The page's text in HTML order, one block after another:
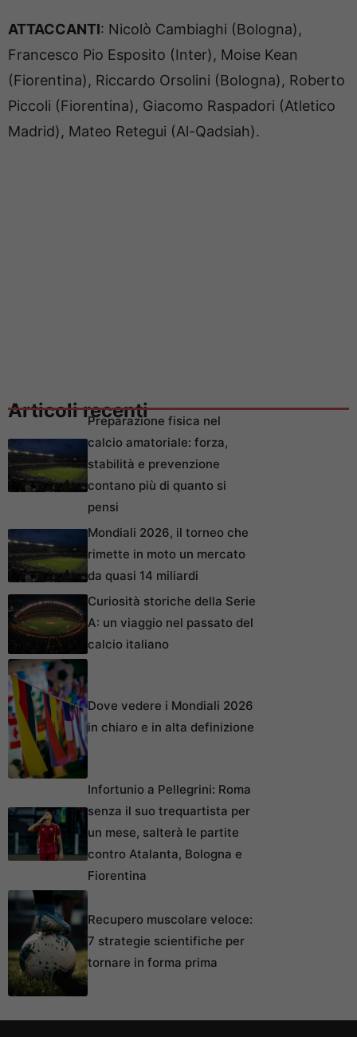
ATTACCANTI: Nicolò Cambiaghi (Bologna),
Francesco Pio Esposito (Inter), Moise Kean
(Fiorentina), Riccardo Orsolini (Bologna), Roberto
Piccoli (Fiorentina), Giacomo Raspadori (Atletico
Madrid), Mateo Retegui (Al-Qadsiah).
Articoli recentiPreparazione fisica nel
calcio amatoriale: forza,
stabilità e prevenzione
contano più di quanto si
pensi
Mondiali 2026, il torneo che
rimette in moto un mercato
da quasi 14 miliardi
Curiosità storiche della Serie
A: un viaggio nel passato del
calcio italiano
Dove vedere i Mondiali 2026
in chiaro e in alta definizione
Infortunio a Pellegrini: Roma
senza il suo trequartista per
un mese, salterà le partite
contro Atalanta, Bologna e
Fiorentina
Recupero muscolare veloce:
7 strategie scientifiche per
tornare in forma prima